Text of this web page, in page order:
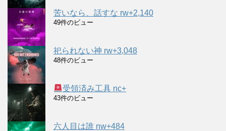
苦いなら、話すな rw+2,140
49件のビュー
祀られない神 rw+3,048
48件のビュー
受領済み工具 nc+
43件のビュー
六人目は誰 nw+484